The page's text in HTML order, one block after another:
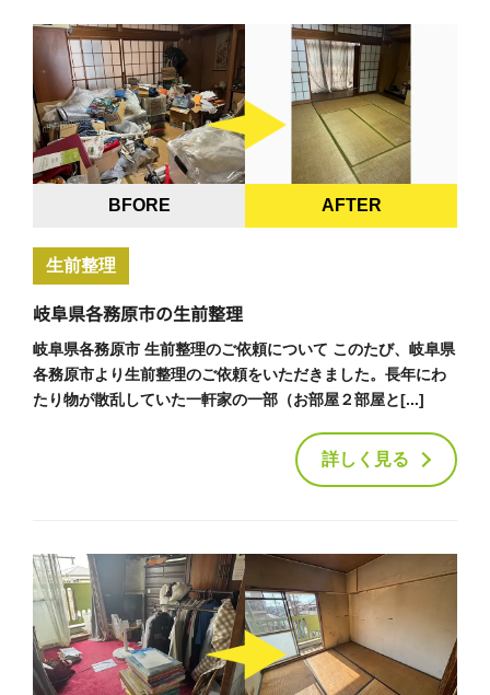
BFORE AFTER
生前整理
岐阜県各務原市の生前整理
岐阜県各務原市 生前整理のご依頼について このたび、岐阜県
各務原市より生前整理のご依頼をいただきました。長年にわ
たり物が散乱していた一軒家の一部（お部屋２部屋と[...]
詳しく見る